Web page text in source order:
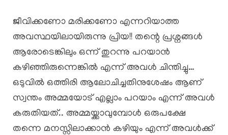
ജീവിക്കണോ മരിക്കണോ എന്നറിയാത്ത
അവസ്ഥയിലായിരുന്നു പ്രിയ!! തന്റെ പ്രശ്നങ്ങൾ
ആരോടെങ്കിലും ഒന്ന് തുറന്നു പറയാൻ
കഴിഞ്ഞിരുന്നെങ്കിൽ എന്ന് അവൾ ചിന്തിച്ചു…
ഒടുവിൽ ഒത്തിരി ആലോചിച്ചതിനുശേഷം ആണ്
സ്വന്തം അമ്മയോട് എല്ലാം പറയാം എന്ന് അവൾ
കരുതിയത്.. അമ്മയ്ക്കാവുമ്പോൾ ഒരുപക്ഷേ
തന്നെ മനസ്സിലാക്കാൻ കഴിയും എന്ന് അവൾക്ക്